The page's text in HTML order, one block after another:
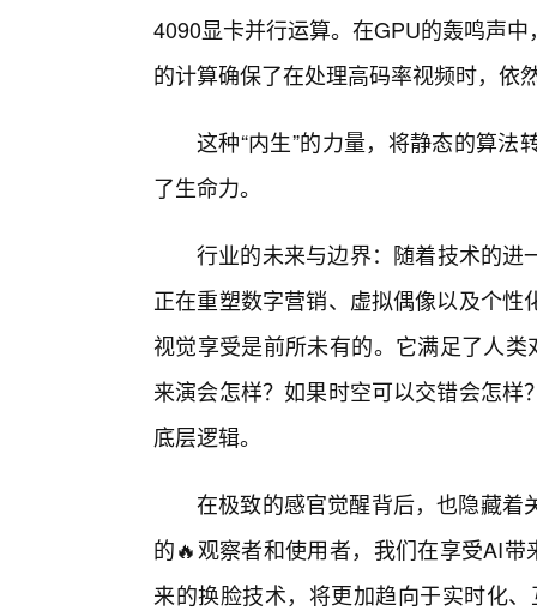
4090显卡并行运算。在GPU的轰鸣声
的计算确保了在处理高码率视频时，依
这种“内生”的力量，将静态的算
了生命力。
行业的未来与边界：随着技术的
正在重塑数字营销、虚拟偶像以及个
视觉享受是前所未有的。它满足了人
来演会怎样？如果时空可以交错会怎
底层逻辑。
在极致的感官觉醒背后，也隐藏着
的🔥观察者和使用者，我们在享受AI
来的换脸技术，将更加趋向于实时化